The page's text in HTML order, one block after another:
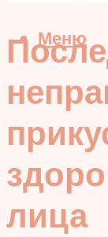
Меню
лица